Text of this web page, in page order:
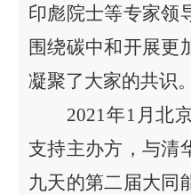
印彪院士等专家领
围绕碳中和开展更
凝聚了大家的共识。
2021年1月北
支持主办方，与清
九天的第二届大同